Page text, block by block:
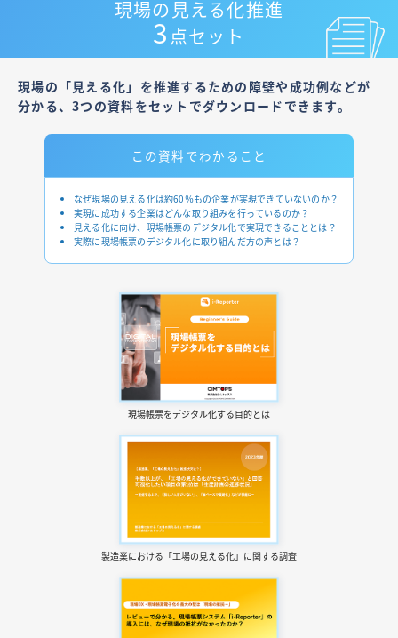
現場の見える化推進
3 点セット
現場の「見える化」を推進するための障壁や成功例などが
分かる、3つの資料をセットでダウンロードできます。
この資料でわかること
なぜ現場の見える化は約60％もの企業が実現できていないのか？
実現に成功する企業はどんな取り組みを行っているのか？
見える化に向け、現場帳票のデジタル化で実現できることとは？
実際に現場帳票のデジタル化に取り組んだ方の声とは？
現場帳票をデジタル化する目的とは
製造業における 「工場の見える化」に関する調査